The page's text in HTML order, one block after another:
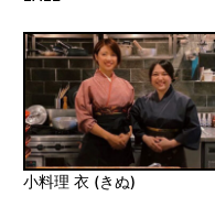
小料理 衣 (きぬ)